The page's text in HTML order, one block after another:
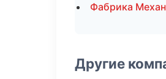
Фабрика
Другие